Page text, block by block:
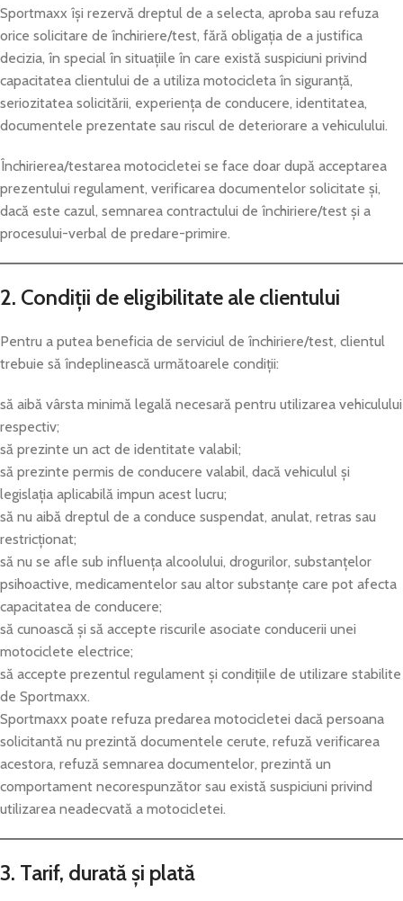
Sportmaxx își rezervă dreptul de a selecta, aproba sau refuza
orice solicitare de închiriere/test, fără obligația de a justifica
decizia, în special în situațiile în care există suspiciuni privind
capacitatea clientului de a utiliza motocicleta în siguranță,
seriozitatea solicitării, experiența de conducere, identitatea,
documentele prezentate sau riscul de deteriorare a vehiculului.
Închirierea/testarea motocicletei se face doar după acceptarea
prezentului regulament, verificarea documentelor solicitate și,
dacă este cazul, semnarea contractului de închiriere/test și a
procesului-verbal de predare-primire.
2. Condiții de eligibilitate ale clientului
Pentru a putea beneficia de serviciul de închiriere/test, clientul
trebuie să îndeplinească următoarele condiții:
să aibă vârsta minimă legală necesară pentru utilizarea vehiculului
respectiv;
să prezinte un act de identitate valabil;
să prezinte permis de conducere valabil, dacă vehiculul și
legislația aplicabilă impun acest lucru;
să nu aibă dreptul de a conduce suspendat, anulat, retras sau
restricționat;
să nu se afle sub influența alcoolului, drogurilor, substanțelor
psihoactive, medicamentelor sau altor substanțe care pot afecta
capacitatea de conducere;
să cunoască și să accepte riscurile asociate conducerii unei
motociclete electrice;
să accepte prezentul regulament și condițiile de utilizare stabilite
de Sportmaxx.
Sportmaxx poate refuza predarea motocicletei dacă persoana
solicitantă nu prezintă documentele cerute, refuză verificarea
acestora, refuză semnarea documentelor, prezintă un
comportament necorespunzător sau există suspiciuni privind
utilizarea neadecvată a motocicletei.
3. Tarif, durată și plată